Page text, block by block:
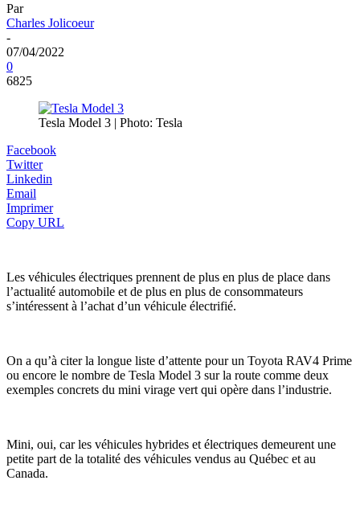
Par
Charles Jolicoeur
-
07/04/2022
0
6825
Tesla Model 3 | Photo: Tesla
Facebook
Twitter
Linkedin
Email
Imprimer
Copy URL
Les véhicules électriques prennent de plus en plus de place dans
l’actualité automobile et de plus en plus de consommateurs
s’intéressent à l’achat d’un véhicule électrifié.
On a qu’à citer la longue liste d’attente pour un Toyota RAV4 Prime
ou encore le nombre de Tesla Model 3 sur la route comme deux
exemples concrets du mini virage vert qui opère dans l’industrie.
Mini, oui, car les véhicules hybrides et électriques demeurent une
petite part de la totalité des véhicules vendus au Québec et au
Canada.